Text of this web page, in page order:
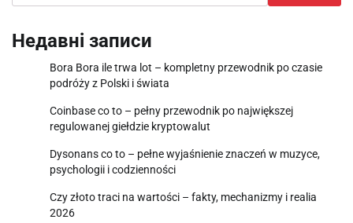
Недавні записи
Bora Bora ile trwa lot – kompletny przewodnik po czasie
podróży z Polski i świata
Coinbase co to – pełny przewodnik po największej
regulowanej giełdzie kryptowalut
Dysonans co to – pełne wyjaśnienie znaczeń w muzyce,
psychologii i codzienności
Czy złoto traci na wartości – fakty, mechanizmy i realia
2026